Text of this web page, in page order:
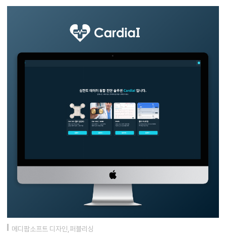
메디팜소프트 디자인,퍼블리싱